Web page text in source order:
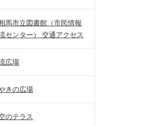
馬市立図書館（市民情報
センター） 交通アクセス
広場
きの広場
のテラス